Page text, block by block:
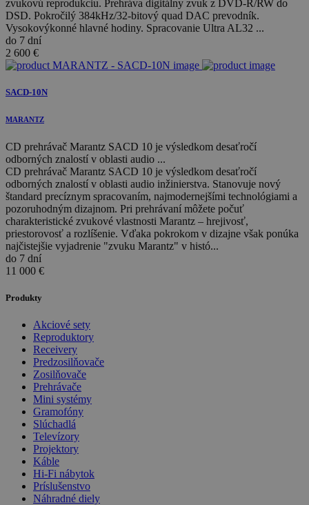
zvukovú reprodukciu. Prehráva digitálny zvuk z DVD-R/RW do
DSD. Pokročilý 384kHz/32-bitový quad DAC prevodník.
Vysokovýkonné hlavné hodiny. Spracovanie Ultra AL32 ...
do 7 dní
2 600 €
SACD-10N
MARANTZ
CD prehrávač Marantz SACD 10 je výsledkom desaťročí
odborných znalostí v oblasti audio ...
CD prehrávač Marantz SACD 10 je výsledkom desaťročí
odborných znalostí v oblasti audio inžinierstva. Stanovuje nový
štandard precíznym spracovaním, najmodernejšími technológiami a
pozoruhodným dizajnom. Pri prehrávaní môžete počuť
charakteristické zvukové vlastnosti Marantz – hrejivosť,
priestorovosť a rozlíšenie. Vďaka pokrokom v dizajne však ponúka
najčistejšie vyjadrenie "zvuku Marantz" v histó...
do 7 dní
11 000 €
Produkty
Akciové sety
Reproduktory
Receivery
Predzosilňovače
Zosilňovače
Prehrávače
Mini systémy
Gramofóny
Slúchadlá
Televízory
Projektory
Káble
Hi-Fi nábytok
Príslušenstvo
Náhradné diely